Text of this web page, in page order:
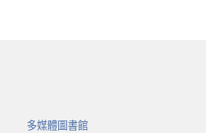
多媒體圖書館